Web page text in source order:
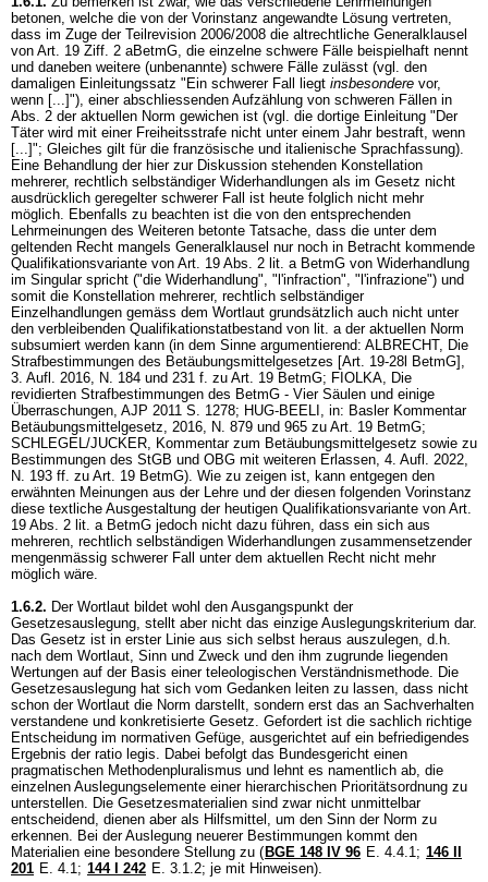
betonen, welche die von der Vorinstanz angewandte Lösung vertreten,
dass im Zuge der Teilrevision 2006/2008 die altrechtliche Generalklausel
von Art. 19 Ziff. 2 aBetmG, die einzelne schwere Fälle beispielhaft nennt
und daneben weitere (unbenannte) schwere Fälle zulässt (vgl. den
damaligen Einleitungssatz "Ein schwerer Fall liegt insbesondere vor,
wenn [...]"), einer abschliessenden Aufzählung von schweren Fällen in
Abs. 2 der aktuellen Norm gewichen ist (vgl. die dortige Einleitung "Der
Täter wird mit einer Freiheitsstrafe nicht unter einem Jahr bestraft, wenn
[...]"; Gleiches gilt für die französische und italienische Sprachfassung).
Eine Behandlung der hier zur Diskussion stehenden Konstellation
mehrerer, rechtlich selbständiger Widerhandlungen als im Gesetz nicht
ausdrücklich geregelter schwerer Fall ist heute folglich nicht mehr
möglich. Ebenfalls zu beachten ist die von den entsprechenden
Lehrmeinungen des Weiteren betonte Tatsache, dass die unter dem
geltenden Recht mangels Generalklausel nur noch in Betracht kommende
Qualifikationsvariante von Art. 19 Abs. 2 lit. a BetmG von Widerhandlung
im Singular spricht ("die Widerhandlung", "l'infraction", "l'infrazione") und
somit die Konstellation mehrerer, rechtlich selbständiger
Einzelhandlungen gemäss dem Wortlaut grundsätzlich auch nicht unter
den verbleibenden Qualifikationstatbestand von lit. a der aktuellen Norm
subsumiert werden kann (in dem Sinne argumentierend: ALBRECHT, Die
Strafbestimmungen des Betäubungsmittelgesetzes [Art. 19-28l BetmG],
3. Aufl. 2016, N. 184 und 231 f. zu Art. 19 BetmG; FIOLKA, Die
revidierten Strafbestimmungen des BetmG - Vier Säulen und einige
Überraschungen, AJP 2011 S. 1278; HUG-BEELI, in: Basler Kommentar
Betäubungsmittelgesetz, 2016, N. 879 und 965 zu Art. 19 BetmG;
SCHLEGEL/JUCKER, Kommentar zum Betäubungsmittelgesetz sowie zu
Bestimmungen des StGB und OBG mit weiteren Erlassen, 4. Aufl. 2022,
N. 193 ff. zu Art. 19 BetmG). Wie zu zeigen ist, kann entgegen den
erwähnten Meinungen aus der Lehre und der diesen folgenden Vorinstanz
diese textliche Ausgestaltung der heutigen Qualifikationsvariante von Art.
19 Abs. 2 lit. a BetmG jedoch nicht dazu führen, dass ein sich aus
mehreren, rechtlich selbständigen Widerhandlungen zusammensetzender
mengenmässig schwerer Fall unter dem aktuellen Recht nicht mehr
möglich wäre.
1.6.2. Der Wortlaut bildet wohl den Ausgangspunkt der
Gesetzesauslegung, stellt aber nicht das einzige Auslegungskriterium dar.
Das Gesetz ist in erster Linie aus sich selbst heraus auszulegen, d.h.
nach dem Wortlaut, Sinn und Zweck und den ihm zugrunde liegenden
Wertungen auf der Basis einer teleologischen Verständnismethode. Die
Gesetzesauslegung hat sich vom Gedanken leiten zu lassen, dass nicht
schon der Wortlaut die Norm darstellt, sondern erst das an Sachverhalten
verstandene und konkretisierte Gesetz. Gefordert ist die sachlich richtige
Entscheidung im normativen Gefüge, ausgerichtet auf ein befriedigendes
Ergebnis der ratio legis. Dabei befolgt das Bundesgericht einen
pragmatischen Methodenpluralismus und lehnt es namentlich ab, die
einzelnen Auslegungselemente einer hierarchischen Prioritätsordnung zu
unterstellen. Die Gesetzesmaterialien sind zwar nicht unmittelbar
entscheidend, dienen aber als Hilfsmittel, um den Sinn der Norm zu
erkennen. Bei der Auslegung neuerer Bestimmungen kommt den
Materialien eine besondere Stellung zu ( BGE 148 IV 96 E. 4.4.1; 146 II
201 E. 4.1; 144 I 242 E. 3.1.2; je mit Hinweisen).